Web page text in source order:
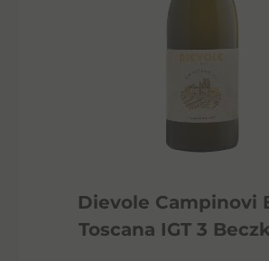
Dievole Campinovi
Toscana IGT 3